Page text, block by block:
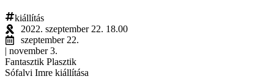
kiállítás
2022. szeptember 22. 18.00
szeptember 22.
| november 3.
Fantasztik Plasztik
Sófalvi Imre kiállítása